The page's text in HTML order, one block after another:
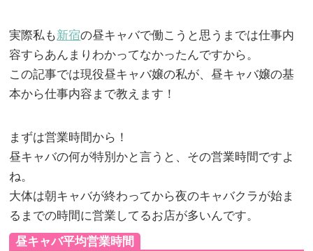
実際私も新宿の昼キャバで働こうと思うまでは仕事内
容すらあんまりわかってなかったんですから。
この記事では現役昼キャバ嬢の私が、昼キャバ嬢の基
本から仕事内容まで教えます！
まずは営業時間から！
昼キャバの何が特別かと言うと、その営業時間ですよ
ね。
大体は朝キャバが終わってから夜のキャバクラが始ま
るまでの時間に営業してるお店が多いんです。
昼キャバ平均営業時間